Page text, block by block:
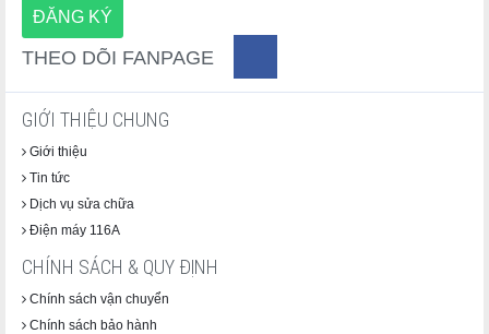
THEO DÕI FANPAGE
GIỚI THIỆU CHUNG
Giới thiệu
Tin tức
Dịch vụ sửa chữa
Điện máy 116A
CHÍNH SÁCH & QUY ĐỊNH
Chính sách vận chuyển
Chính sách bảo hành